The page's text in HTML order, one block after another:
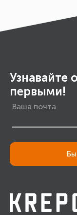
Узнавайте
первыми!